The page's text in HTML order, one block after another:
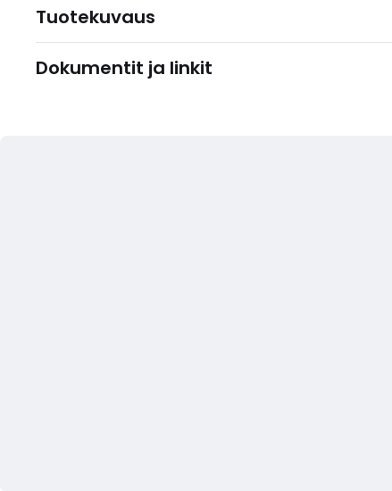
Tuotekuvaus
Dokumentit ja linkit